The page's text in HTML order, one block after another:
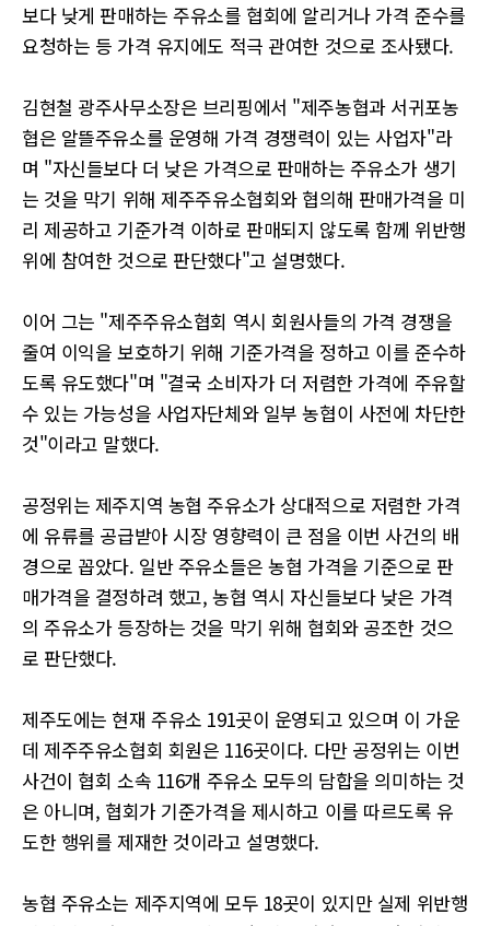
보다 낮게 판매하는 주유소를 협회에 알리거나 가격 준수를
요청하는 등 가격 유지에도 적극 관여한 것으로 조사됐다.
김현철 광주사무소장은 브리핑에서 "제주농협과 서귀포농
협은 알뜰주유소를 운영해 가격 경쟁력이 있는 사업자"라
며 "자신들보다 더 낮은 가격으로 판매하는 주유소가 생기
는 것을 막기 위해 제주주유소협회와 협의해 판매가격을 미
리 제공하고 기준가격 이하로 판매되지 않도록 함께 위반행
위에 참여한 것으로 판단했다"고 설명했다.
이어 그는 "제주주유소협회 역시 회원사들의 가격 경쟁을
줄여 이익을 보호하기 위해 기준가격을 정하고 이를 준수하
도록 유도했다"며 "결국 소비자가 더 저렴한 가격에 주유할
수 있는 가능성을 사업자단체와 일부 농협이 사전에 차단한
것"이라고 말했다.
공정위는 제주지역 농협 주유소가 상대적으로 저렴한 가격
에 유류를 공급받아 시장 영향력이 큰 점을 이번 사건의 배
경으로 꼽았다. 일반 주유소들은 농협 가격을 기준으로 판
매가격을 결정하려 했고, 농협 역시 자신들보다 낮은 가격
의 주유소가 등장하는 것을 막기 위해 협회와 공조한 것으
로 판단했다.
제주도에는 현재 주유소 191곳이 운영되고 있으며 이 가운
데 제주주유소협회 회원은 116곳이다. 다만 공정위는 이번
사건이 협회 소속 116개 주유소 모두의 담합을 의미하는 것
은 아니며, 협회가 기준가격을 제시하고 이를 따르도록 유
도한 행위를 제재한 것이라고 설명했다.
농협 주유소는 제주지역에 모두 18곳이 있지만 실제 위반행